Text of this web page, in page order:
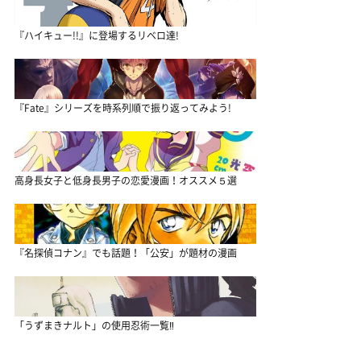
『ハイキュー!!』に登場するリベロ達!
『Fate』シリーズを時系列順で振り返ってみよう!
高身長女子と低身長男子の恋愛漫画！オススメ５選
『名探偵コナン』でも話題！「公安」が題材の漫画
「うずまきナルト」の使用忍術一覧‼